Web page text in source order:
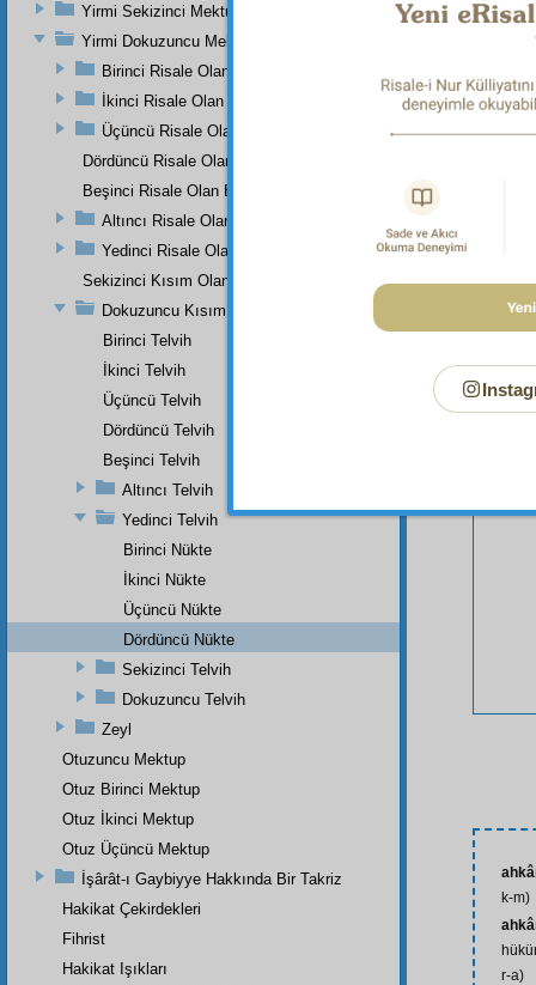
Bu
k-m)
r-a)
Yirmi Sekizinci Mektup
Yirmi Dokuzuncu Mektup
Birinci Risale Olan Birinci Kısım
İkinci Risale Olan İkinci Kısım
Üçüncü Risale Olan Üçüncü Kısım
Dördüncü Risale Olan Dördüncü Kısım
Beşinci Risale Olan Beşinci Kısım
Altıncı Risale Olan Altıncı Kısım
Yedinci Risale Olan Yedinci Kısım
Sekizinci Kısım Olan Rumuzat-ı Semaniye
Dokuzuncu Kısım
Birinci Telvih
İkinci Telvih
Üçüncü Telvih
Dördüncü Telvih
Beşinci Telvih
Altıncı Telvih
Yedinci Telvih
Birinci Nükte
İkinci Nükte
Üçüncü Nükte
Dördüncü Nükte
Sekizinci Telvih
Dokuzuncu Telvih
Zeyl
Otuzuncu Mektup
Otuz Birinci Mektup
Otuz İkinci Mektup
Otuz Üçüncü Mektup
İşârât-ı Gaybiyye Hakkında Bir Takriz
Hakikat Çekirdekleri
Fihrist
Hakikat Işıkları